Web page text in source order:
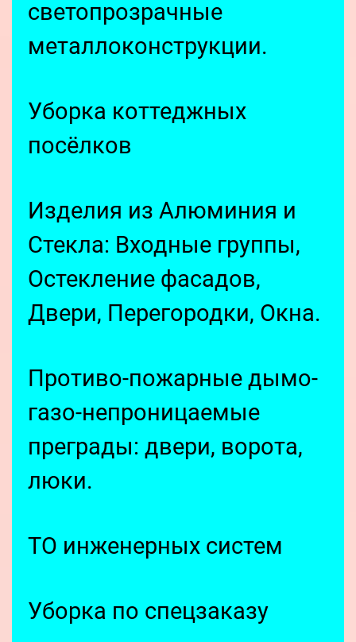
светопрозрачные
металлоконструкции.
Уборка коттеджных
посёлков
Изделия из Алюминия и
Стекла: Входные группы,
Остекление фасадов,
Двери, Перегородки, Окна.
Противо-пожарные дымо-
газо-непроницаемые
преграды: двери, ворота,
люки.
ТО инженерных систем
Уборка по спецзаказу